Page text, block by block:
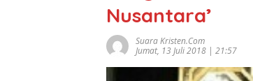
Nusantara’
Suara Kristen.com
Jumat, 13 Juli 2018 | 21:57